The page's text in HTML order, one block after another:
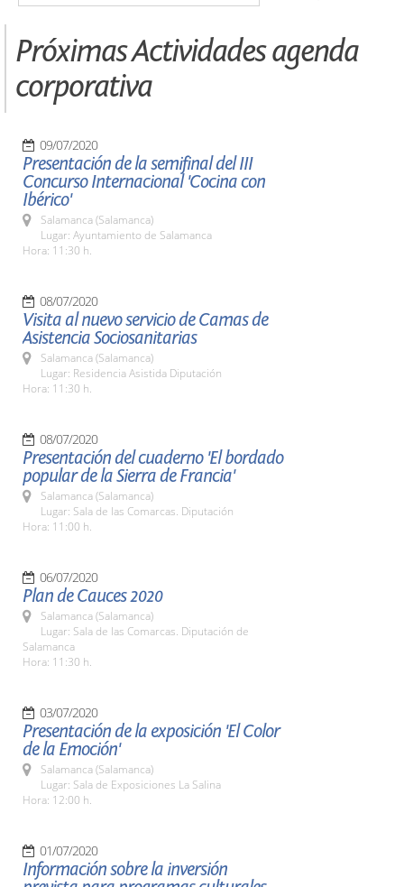
Próximas Actividades agenda
corporativa
09/07/2020
Presentación de la semifinal del III
Concurso Internacional 'Cocina con
Ibérico'
Salamanca (Salamanca)
Lugar: Ayuntamiento de Salamanca
Hora: 11:30 h.
08/07/2020
Visita al nuevo servicio de Camas de
Asistencia Sociosanitarias
Salamanca (Salamanca)
Lugar: Residencia Asistida Diputación
Hora: 11:30 h.
08/07/2020
Presentación del cuaderno 'El bordado
popular de la Sierra de Francia'
Salamanca (Salamanca)
Lugar: Sala de las Comarcas. Diputación
Hora: 11:00 h.
06/07/2020
Plan de Cauces 2020
Salamanca (Salamanca)
Lugar: Sala de las Comarcas. Diputación de
Salamanca
Hora: 11:30 h.
03/07/2020
Presentación de la exposición 'El Color
de la Emoción'
Salamanca (Salamanca)
Lugar: Sala de Exposiciones La Salina
Hora: 12:00 h.
01/07/2020
Información sobre la inversión